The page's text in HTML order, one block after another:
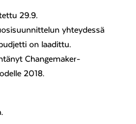
29.9.
yhteydessä
on laadittu.
Changemaker-
2018.